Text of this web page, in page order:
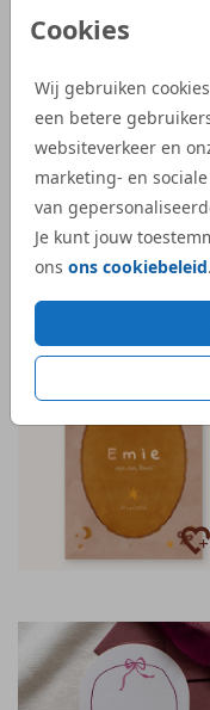
Cookies
Wij gebruiken
een betere
websiteverkeer en
marketing- en
van
Je kunt jouw
ons ons cookiebeleid.